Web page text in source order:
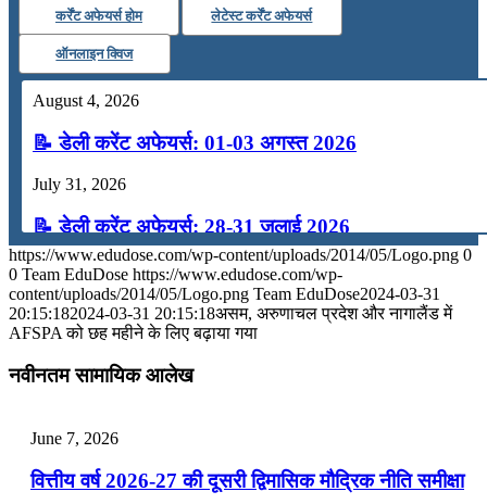
कर्रेंट अफेयर्स होम लेटेस्ट कर्रेंट अफेयर्स
ऑनलाइन क्विज
August 4, 2026
📝 डेली करेंट अफेयर्स: 01-03 अगस्त 2026
July 31, 2026
📝 डेली करेंट अफेयर्स: 28-31 जुलाई 2026
July 28, 2026
📝 डेली करेंट अफेयर्स: 25-27 जुलाई 2026
July 22, 2026
📝 डेली करेंट अफेयर्स: 19-21 जुलाई 2026
https://www.edudose.com/wp-content/uploads/2014/05/Logo.png 0
0 Team EduDose https://www.edudose.com/wp-
content/uploads/2014/05/Logo.png Team EduDose2024-03-31
20:15:182024-03-31 20:15:18असम, अरुणाचल प्रदेश और नागालैंड में
AFSPA को छह महीने के लिए बढ़ाया गया
नवीनतम सामायिक आलेख
June 7, 2026
वित्तीय वर्ष 2026-27 की दूसरी द्विमासिक मौद्रिक नीति समीक्षा